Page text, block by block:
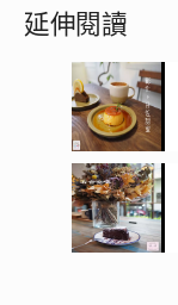
延伸閱讀